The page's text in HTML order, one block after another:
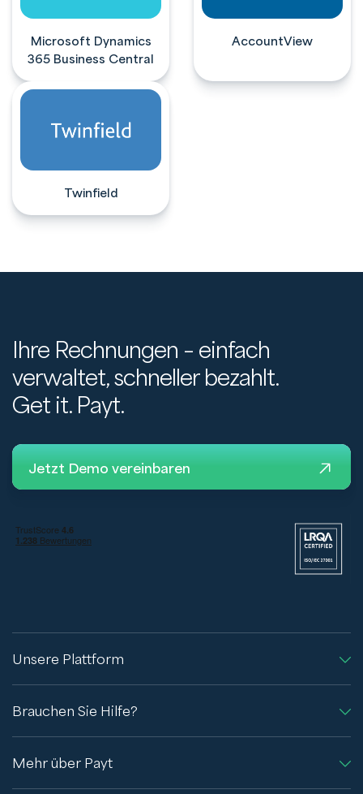
Microsoft Dynamics
365 Business Central
AccountView
Twinfield
Ihre Rechnungen – einfach
verwaltet, schneller bezahlt.
Get it. Payt.
Jetzt Demo vereinbaren
Unsere Plattform
Brauchen Sie Hilfe?
Mehr über Payt